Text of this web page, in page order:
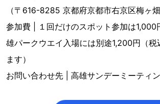
（〒616-8285 京都府京都市右京区梅ヶ畑
参加費 | １回だけのスポット参加は
雄パークウエイ入場には別途1,200円（税
ます）
お問い合わせ先 | 高雄サンデーミーティ